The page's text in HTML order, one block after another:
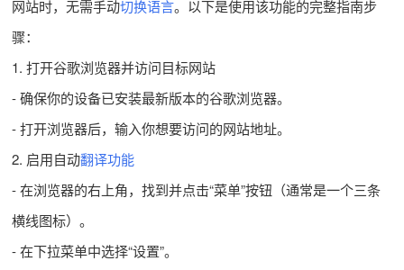
网站时，无需手动切换语言。以下是使用该功能的完整指南步
骤：
1. 打开谷歌浏览器并访问目标网站
- 确保你的设备已安装最新版本的谷歌浏览器。
- 打开浏览器后，输入你想要访问的网站地址。
2. 启用自动翻译功能
- 在浏览器的右上角，找到并点击“菜单”按钮（通常是一个三条
横线图标）。
- 在下拉菜单中选择“设置”。